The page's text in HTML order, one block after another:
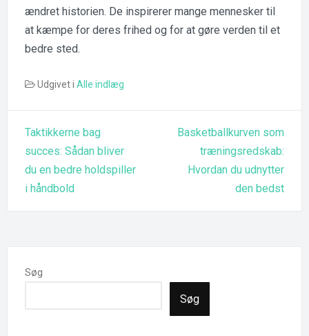
ændret historien. De inspirerer mange mennesker til
at kæmpe for deres frihed og for at gøre verden til et
bedre sted.
Udgivet i Alle indlæg
Taktikkerne bag
succes: Sådan bliver
du en bedre holdspiller
i håndbold
Basketballkurven som
træningsredskab:
Hvordan du udnytter
den bedst
Søg
Søg